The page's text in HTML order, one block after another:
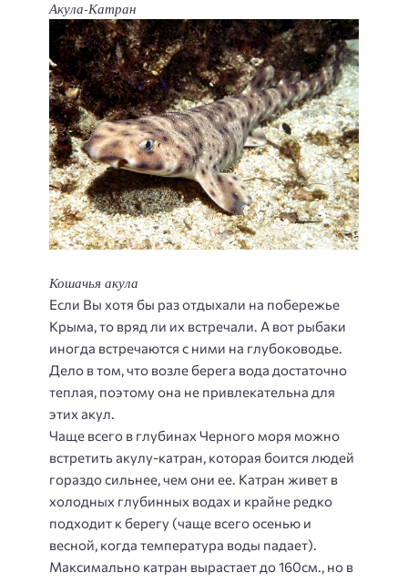
Акула-Катран
Кошачья акула
Если Вы хотя бы раз отдыхали на побережье
Крыма, то вряд ли их встречали. А вот рыбаки
иногда встречаются с ними на глубоководье.
Дело в том, что возле берега вода достаточно
теплая, поэтому она не привлекательна для
этих акул.
Чаще всего в глубинах Черного моря можно
встретить акулу-катран, которая боится людей
гораздо сильнее, чем они ее. Катран живет в
холодных глубинных водах и крайне редко
подходит к берегу (чаще всего осенью и
весной, когда температура воды падает).
Максимально катран вырастает до 160см., но в